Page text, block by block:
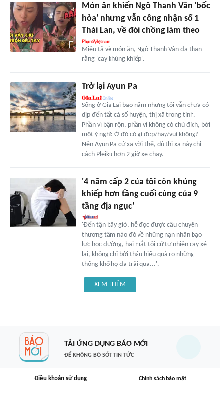
Món ăn khiến Ngô Thanh Vân 'bốc
hỏa' nhưng vẫn công nhận số 1
Thái Lan, về đòi chồng làm theo
Miêu tả về món ăn, Ngô Thanh Vân đã than
rằng 'cay khủng khiếp'.
Trở lại Ayun Pa
Sống ở Gia Lai bao năm nhưng tôi vẫn chưa có
dịp đến tất cả số huyện, thị xã trong tỉnh.
Phần vì bận rộn, phần vì không có chủ đích, bởi
một ý nghĩ: Ở đó có gì đẹp/hay/vui không?
Nên Ayun Pa cứ xa vời thế, dù thị xã này chỉ
cách Pleiku hơn 2 giờ xe chạy.
'4 năm cấp 2 của tôi còn khủng
khiếp hơn tầng cuối cùng của 9
tầng địa ngục'
'Đến tận bây giờ, hễ đọc được câu chuyện
thương tâm nào đó về những nạn nhân bạo
lực học đường, hai mắt tôi cứ tự nhiên cay xé
lại, không chỉ bởi thấu hiểu quá rõ những
thống khổ họ đã trải qua...'.
XEM THÊM
TẢI ỨNG DỤNG BÁO MỚI
ĐỂ KHÔNG BỎ SÓT TIN TỨC
Điều khoản sử dụng Chính sách bảo mật